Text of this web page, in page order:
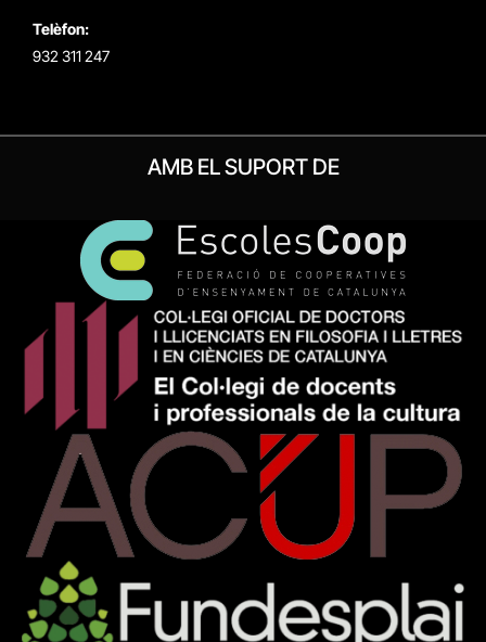
Telèfon:
932 311 247
AMB EL SUPORT DE